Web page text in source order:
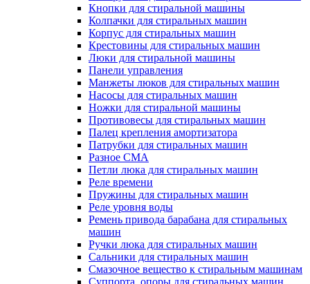
Кнопки для стиральной машины
Колпачки для стиральных машин
Корпус для стиральных машин
Крестовины для стиральных машин
Люки для стиральной машины
Панели управления
Манжеты люков для стиральных машин
Насосы для стиральных машин
Ножки для стиральной машины
Противовесы для стиральных машин
Палец крепления амортизатора
Патрубки для стиральных машин
Разное СМА
Петли люка для стиральных машин
Реле времени
Пружины для стиральных машин
Реле уровня воды
Ремень привода барабана для стиральных
машин
Ручки люка для стиральных машин
Сальники для стиральных машин
Смазочное вещество к стиральным машинам
Суппорта, опоры для стиральных машин